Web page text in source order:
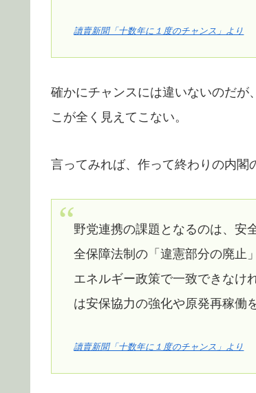
讀賣新聞「十数年に１度のチャンス」より
確かにチャンスには違いないのだが
こが全く見えてこない。
言ってみれば、作って終わりの内閣
野党連携の課題となるのは、安
全保障法制の「違憲部分の廃止
エネルギー政策で一致できなけ
は安保協力の強化や原発再稼働
讀賣新聞「十数年に１度のチャンス」より